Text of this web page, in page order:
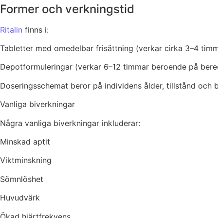
Former och verkningstid
Ritalin finns i:
Tabletter med omedelbar frisättning (verkar cirka 3–4
Depotformuleringar (verkar 6–12 timmar beroende på
Doseringsschemat beror på individens ålder, tillstånd och
Vanliga biverkningar
Några vanliga biverkningar inkluderar:
Minskad aptit
Viktminskning
Sömnlöshet
Huvudvärk